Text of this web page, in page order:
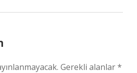
Gerekli alanlar*